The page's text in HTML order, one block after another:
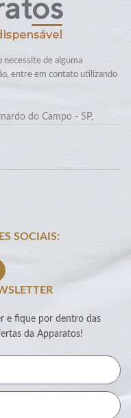
necessite de alguma
entre em contato utilizando
do Campo - SP,
SOCIAIS:
e fique por dentro das
da Apparatos!